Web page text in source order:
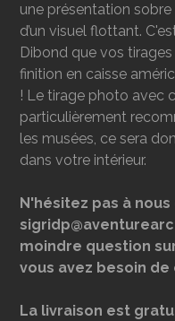
une présentation
d’un visuel flottant.
Dibond que vos
finition en caisse
! Le tirage photo avec
particulièrement
les musées, ce sera
dans votre intérieur.
N'hésitez pas à
moindre question
vous avez besoin de
La livraison est